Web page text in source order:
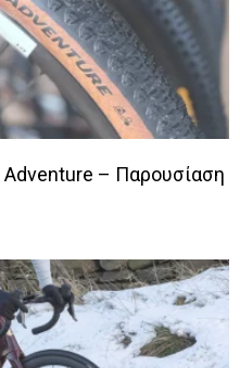
Adventure – Παρουσίαση